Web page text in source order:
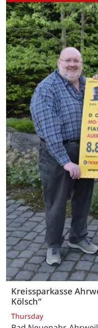
Kreissparkasse
Kölsch“
Thursday